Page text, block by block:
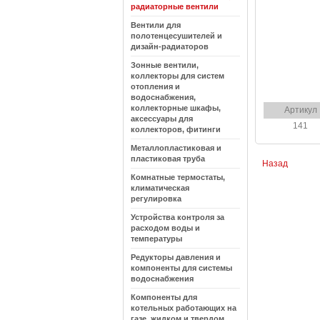
Артикул
141
Назад
радиаторные вентили
Вентили для
полотенцесушителей и
дизайн-радиаторов
Зонные вентили,
коллекторы для систем
отопления и
водоснабжения,
коллекторные шкафы,
аксессуары для
коллекторов, фитинги
Металлопластиковая и
пластиковая труба
Комнатные термостаты,
климатическая
регулировка
Устройства контроля за
расходом воды и
температуры
Редукторы давления и
компоненты для системы
водоснабжения
Компоненты для
котельных работающих на